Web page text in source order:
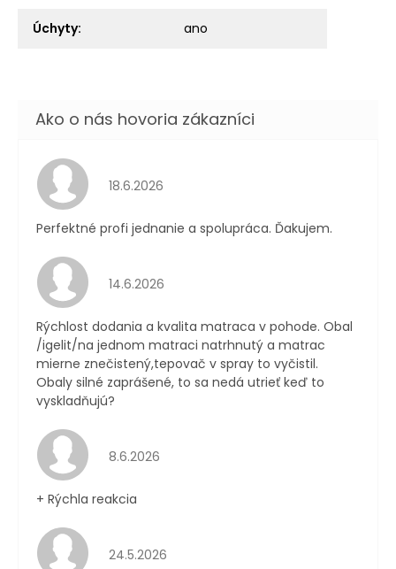
Úchyty: ano
Hodnotenie obchodu je 5 z 5 hviezdičiek.
18.6.2026
Perfektné profi jednanie a spolupráca. Ďakujem.
Hodnotenie obchodu je 4 z 5 hviezdičiek.
14.6.2026
Rýchlost dodania a kvalita matraca v pohode. Obal
/igelit/na jednom matraci natrhnutý a matrac
mierne znečistený,tepovač v spray to vyčistil.
Obaly silné zaprášené, to sa nedá utrieť keď to
vyskladňujú?
Hodnotenie obchodu je 4 z 5 hviezdičiek.
8.6.2026
+ Rýchla reakcia
Hodnotenie obchodu je 5 z 5 hviezdičiek.
24.5.2026